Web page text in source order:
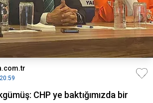
CHP ye baktığımızda bir